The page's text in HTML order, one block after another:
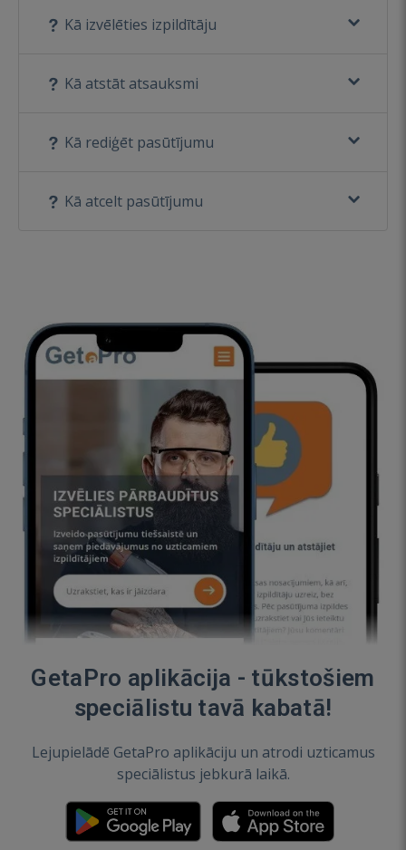
Kā izvēlēties izpildītāju
Kā atstāt atsauksmi
Kā rediģēt pasūtījumu
Kā atcelt pasūtījumu
GetaPro aplikācija - tūkstošiem
speciālistu tavā kabatā!
Lejupielādē GetaPro aplikāciju un atrodi uzticamus
speciālistus jebkurā laikā.